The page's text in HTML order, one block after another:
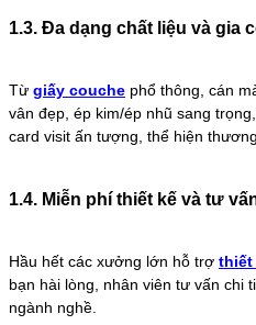
1.3. Đa dạng chất liệu và gia
Từ giấy couche phổ thông, cán
vân đẹp, ép kim/ép nhũ sang
card visit ấn tượng, thể hiện
1.4. Miễn phí thiết kế và tư
Hầu hết các xưởng lớn hỗ trợ thiết
bạn hài lòng, nhân viên tư vấn chi
ngành nghề.